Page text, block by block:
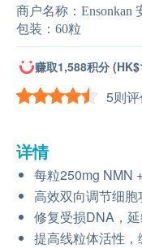
商户名称： Ensonkan
包装： 60粒
赚取1,588积分
5则
详情
每粒250mg NMN
高效双向调节细
修复受损DNA，
提高线粒体活性